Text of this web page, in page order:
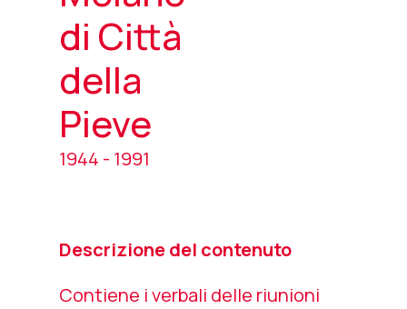
di Città
della
Pieve
1944 - 1991
Descrizione del contenuto
Contiene i verbali delle riunioni